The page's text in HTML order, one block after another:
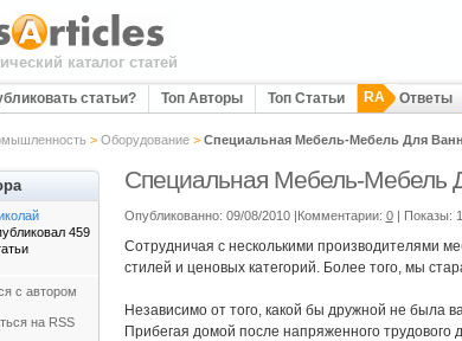
каталог статей
статьи? Топ Авторы Топ Статьи RA Ответы
> Оборудование> Специальная Мебель-Мебель Для
Специальная Мебель-Мебель
Опубликованно: 09/08/2010 |Комментарии: 0 | Показы:
Сотрудничая с несколькими производителями
стилей и ценовых категорий. Более того, мы
Независимо от того, какой бы дружной не была
Прибегая домой после напряженного
459
с автором
на RSS